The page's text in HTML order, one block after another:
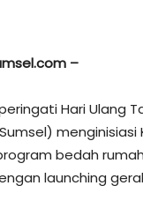
–
Hari Ulang
bedah
launching